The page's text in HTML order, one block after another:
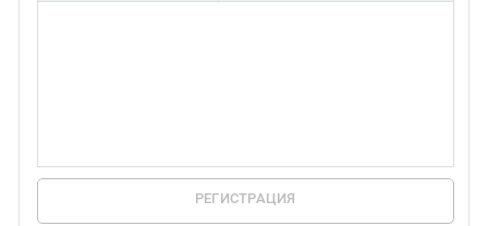
РЕГИСТРАЦИЯ